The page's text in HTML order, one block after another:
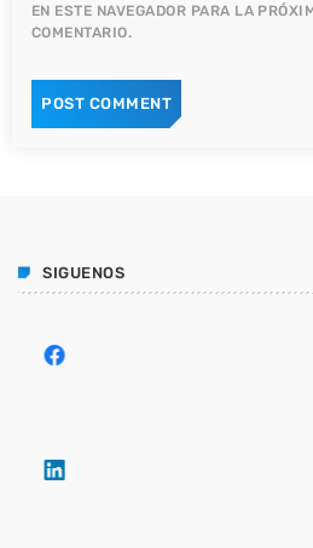
EN ESTE NAVEGADOR PARA LA
COMENTARIO.
SIGUENOS